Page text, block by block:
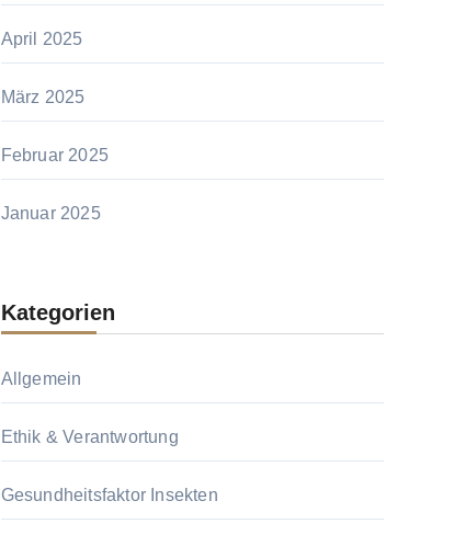
April 2025
März 2025
Februar 2025
Januar 2025
Kategorien
Allgemein
Ethik & Verantwortung
Gesundheitsfaktor Insekten